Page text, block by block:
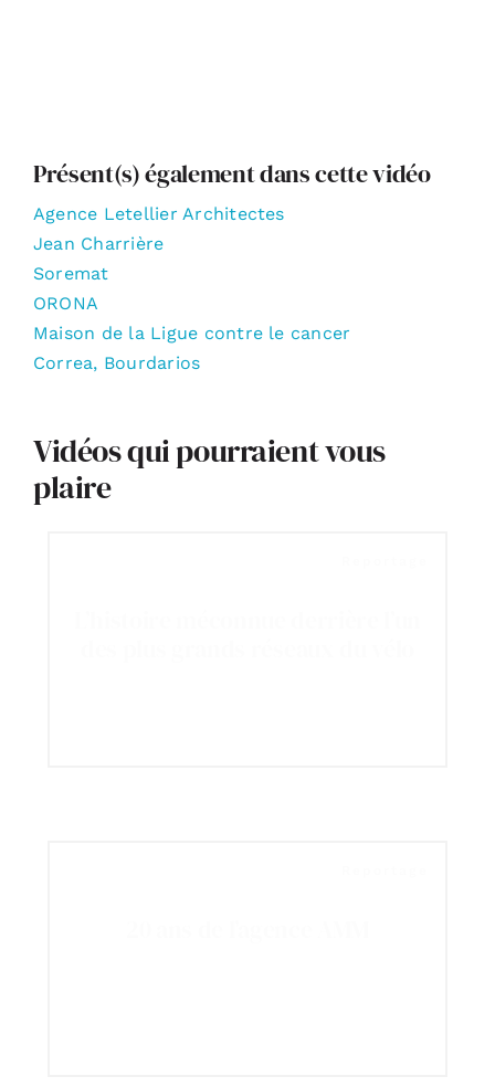
Présent(s) également dans cette vidéo
Agence Letellier Architectes
Jean Charrière
Soremat
ORONA
Maison de la Ligue contre le cancer
Correa, Bourdarios
Vidéos qui pourraient vous
plaire